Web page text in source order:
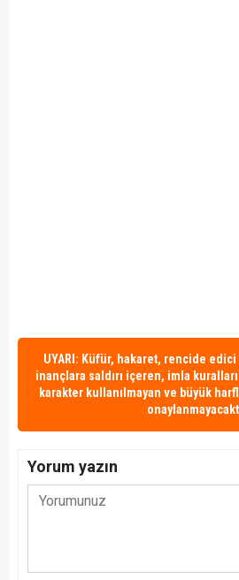
UYARI: Küfür, hakaret, rencide
inançlara saldırı içeren, imla
karakter kullanılmayan ve büyük
Yorum yazın